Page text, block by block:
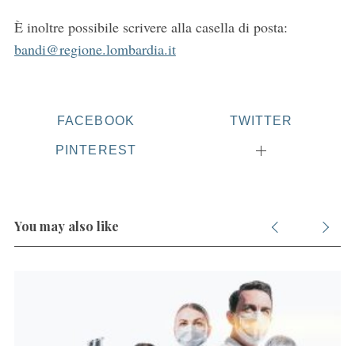
È inoltre possibile scrivere alla casella di posta:
bandi@regione.lombardia.it
FACEBOOK TWITTER
PINTEREST
You may also like